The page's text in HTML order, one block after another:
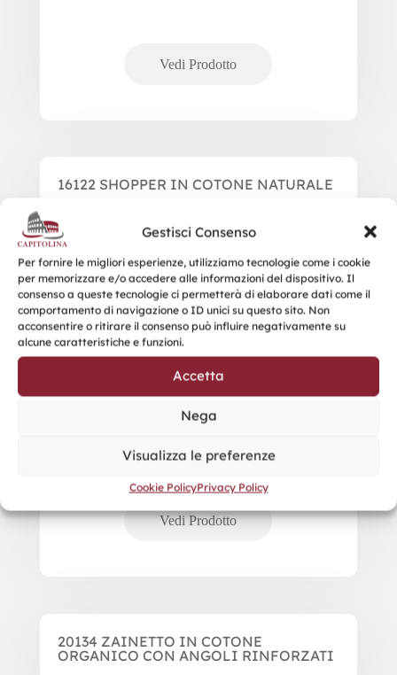
Gestisci Consenso
Per fornire le migliori esperienze, utilizziamo tecnologie come i cookie
per memorizzare e/o accedere alle informazioni del dispositivo. Il
consenso a queste tecnologie ci permetterà di elaborare dati come il
comportamento di navigazione o ID unici su questo sito. Non
acconsentire o ritirare il consenso può influire negativamente su
alcune caratteristiche e funzioni.
Accetta
Nega
Visualizza le preferenze
Cookie PolicyPrivacy Policy
16122 SHOPPER IN COTONE NATURALE
20134 ZAINETTO IN COTONE
ORGANICO CON ANGOLI RINFORZATI